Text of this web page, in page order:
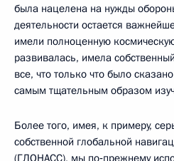
была нацелена на нужды
деятельности остается
имели полноценную
развивалась, имела
все, что только что было
самым тщательным образом
Более того, имея, к примеру,
собственной глобальной
(ГЛОНАСС), мы по‑прежнему